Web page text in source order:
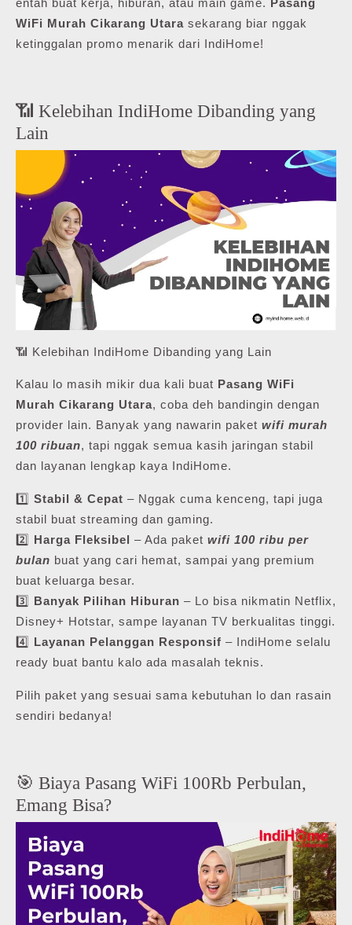
WiFi Murah Cikarang Utara sekarang biar nggak
ketinggalan promo menarik dari IndiHome!
📶 Kelebihan IndiHome Dibanding yang
Lain
📶 Kelebihan IndiHome Dibanding yang Lain
Kalau lo masih mikir dua kali buat Pasang WiFi
Murah Cikarang Utara, coba deh bandingin dengan
provider lain. Banyak yang nawarin paket wifi murah
100 ribuan, tapi nggak semua kasih jaringan stabil
dan layanan lengkap kaya IndiHome.
1️⃣ Stabil & Cepat – Nggak cuma kenceng, tapi juga
stabil buat streaming dan gaming.
2️⃣ Harga Fleksibel – Ada paket wifi 100 ribu per
bulan buat yang cari hemat, sampai yang premium
buat keluarga besar.
3️⃣ Banyak Pilihan Hiburan – Lo bisa nikmatin Netflix,
Disney+ Hotstar, sampe layanan TV berkualitas tinggi.
4️⃣ Layanan Pelanggan Responsif – IndiHome selalu
ready buat bantu kalo ada masalah teknis.
Pilih paket yang sesuai sama kebutuhan lo dan rasain
sendiri bedanya!
🎯 Biaya Pasang WiFi 100Rb Perbulan,
Emang Bisa?